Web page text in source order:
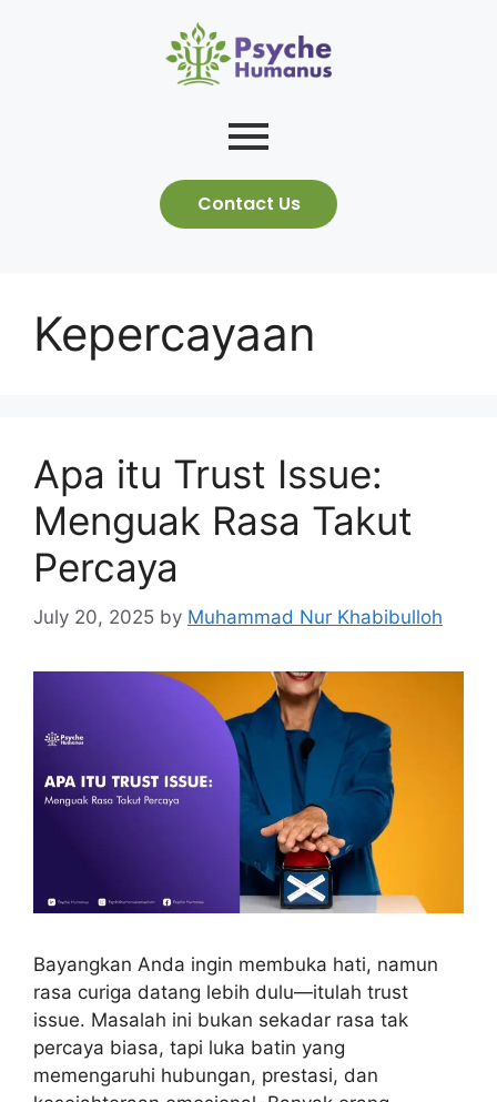
Contact Us
Kepercayaan
Apa itu Trust Issue:
Menguak Rasa Takut
Percaya
July 20, 2025 by Muhammad Nur Khabibulloh
Bayangkan Anda ingin membuka hati, namun
rasa curiga datang lebih dulu—itulah trust
issue. Masalah ini bukan sekadar rasa tak
percaya biasa, tapi luka batin yang
memengaruhi hubungan, prestasi, dan